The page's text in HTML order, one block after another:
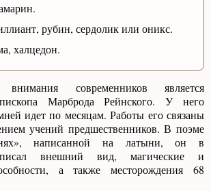
рубин, сердолик или оникс.
халцедон.
внимания современников является
Марброда Рейнского. У него
идет по месяцам. Работы его связаны
учений предшественников. В поэме
написанной на латыни, он в
внешний вид, магические и
а также месторождения 68